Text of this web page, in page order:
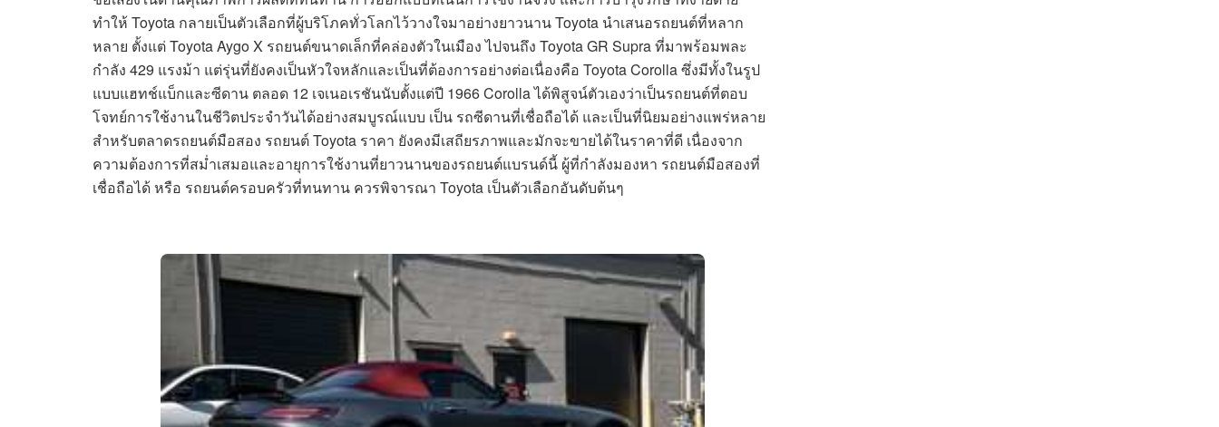
ทำให้ Toyota กลายเป็นตัวเลือกที่ผู้บริโภคทั่วโลกไว้วางใจมาอย่างยาวนาน Toyota นำเสนอรถยนต์ที่หลาก
หลาย ตั้งแต่ Toyota Aygo X รถยนต์ขนาดเล็กที่คล่องตัวในเมือง ไปจนถึง Toyota GR Supra ที่มาพร้อมพละ
กำลัง 429 แรงม้า แต่รุ่นที่ยังคงเป็นหัวใจหลักและเป็นที่ต้องการอย่างต่อเนื่องคือ Toyota Corolla ซึ่งมีทั้งในรูป
แบบแฮทช์แบ็กและซีดาน ตลอด 12 เจเนอเรชันนับตั้งแต่ปี 1966 Corolla ได้พิสูจน์ตัวเองว่าเป็นรถยนต์ที่ตอบ
โจทย์การใช้งานในชีวิตประจำวันได้อย่างสมบูรณ์แบบ เป็น รถซีดานที่เชื่อถือได้ และเป็นที่นิยมอย่างแพร่หลาย
สำหรับตลาดรถยนต์มือสอง รถยนต์ Toyota ราคา ยังคงมีเสถียรภาพและมักจะขายได้ในราคาที่ดี เนื่องจาก
ความต้องการที่สม่ำเสมอและอายุการใช้งานที่ยาวนานของรถยนต์แบรนด์นี้ ผู้ที่กำลังมองหา รถยนต์มือสองที่
เชื่อถือได้ หรือ รถยนต์ครอบครัวที่ทนทาน ควรพิจารณา Toyota เป็นตัวเลือกอันดับต้นๆ